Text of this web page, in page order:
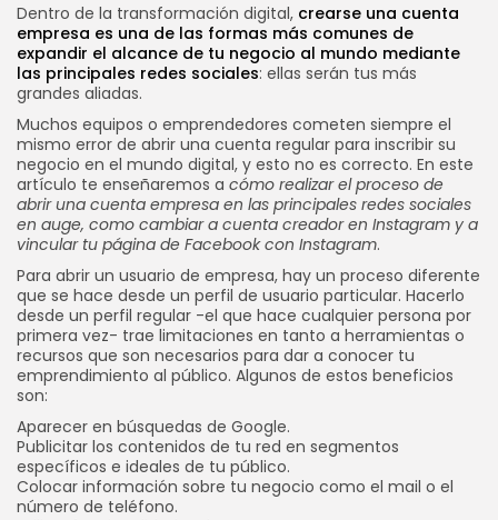
rendimiento, velocidad y...
PORSEBASTIÁN PINEDA 21 JULIO, 2026
CATEGORÍAS DE TENDENCIA
Tutoriales
112 Artículos
Novedades
56 Artículos
Marketing Online
37 Artículos
Internet
33 Artículos
Negocios
33 Artículos
SEGUINOS
Dentro de la transformación digital, crearse una cuenta
empresa es una de las formas más comunes de
expandir el alcance de tu negocio al mundo mediante
las principales redes sociales: ellas serán tus más
grandes aliadas.
Muchos equipos o emprendedores cometen siempre el
mismo error de abrir una cuenta regular para inscribir su
negocio en el mundo digital, y esto no es correcto. En este
artículo te enseñaremos a cómo realizar el proceso de
abrir una cuenta empresa en las principales redes sociales
en auge, como cambiar a cuenta creador en Instagram y a
vincular tu página de Facebook con Instagram.
Para abrir un usuario de empresa, hay un proceso diferente
que se hace desde un perfil de usuario particular. Hacerlo
desde un perfil regular -el que hace cualquier persona por
primera vez- trae limitaciones en tanto a herramientas o
recursos que son necesarios para dar a conocer tu
emprendimiento al público. Algunos de estos beneficios
son:
Aparecer en búsquedas de Google.
Publicitar los contenidos de tu red en segmentos
específicos e ideales de tu público.
Colocar información sobre tu negocio como el mail o el
número de teléfono.